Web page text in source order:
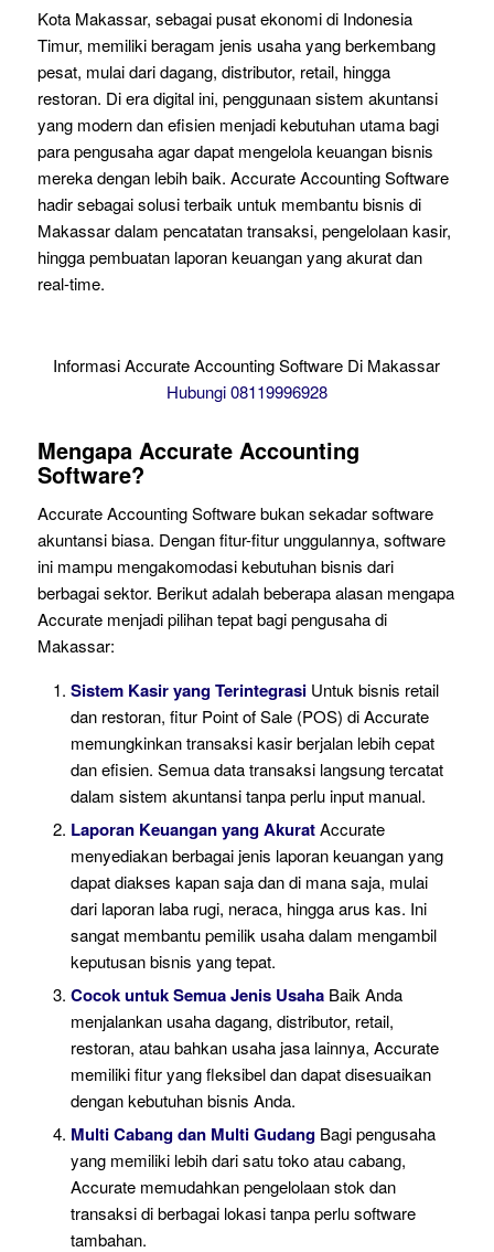
Kota Makassar, sebagai pusat ekonomi di Indonesia
Timur, memiliki beragam jenis usaha yang berkembang
pesat, mulai dari dagang, distributor, retail, hingga
restoran. Di era digital ini, penggunaan sistem akuntansi
yang modern dan efisien menjadi kebutuhan utama bagi
para pengusaha agar dapat mengelola keuangan bisnis
mereka dengan lebih baik. Accurate Accounting Software
hadir sebagai solusi terbaik untuk membantu bisnis di
Makassar dalam pencatatan transaksi, pengelolaan kasir,
hingga pembuatan laporan keuangan yang akurat dan
real-time.
Informasi Accurate Accounting Software Di Makassar
Hubungi 08119996928
Mengapa Accurate Accounting
Software?
Accurate Accounting Software bukan sekadar software
akuntansi biasa. Dengan fitur-fitur unggulannya, software
ini mampu mengakomodasi kebutuhan bisnis dari
berbagai sektor. Berikut adalah beberapa alasan mengapa
Accurate menjadi pilihan tepat bagi pengusaha di
Makassar:
Sistem Kasir yang TerintegrasiUntuk bisnis retail
dan restoran, fitur Point of Sale (POS) di Accurate
memungkinkan transaksi kasir berjalan lebih cepat
dan efisien. Semua data transaksi langsung tercatat
dalam sistem akuntansi tanpa perlu input manual.
Laporan Keuangan yang AkuratAccurate
menyediakan berbagai jenis laporan keuangan yang
dapat diakses kapan saja dan di mana saja, mulai
dari laporan laba rugi, neraca, hingga arus kas. Ini
sangat membantu pemilik usaha dalam mengambil
keputusan bisnis yang tepat.
Cocok untuk Semua Jenis UsahaBaik Anda
menjalankan usaha dagang, distributor, retail,
restoran, atau bahkan usaha jasa lainnya, Accurate
memiliki fitur yang fleksibel dan dapat disesuaikan
dengan kebutuhan bisnis Anda.
Multi Cabang dan Multi GudangBagi pengusaha
yang memiliki lebih dari satu toko atau cabang,
Accurate memudahkan pengelolaan stok dan
transaksi di berbagai lokasi tanpa perlu software
tambahan.